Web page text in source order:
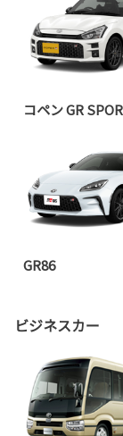
コペン GR
GR86
ビジネスカー